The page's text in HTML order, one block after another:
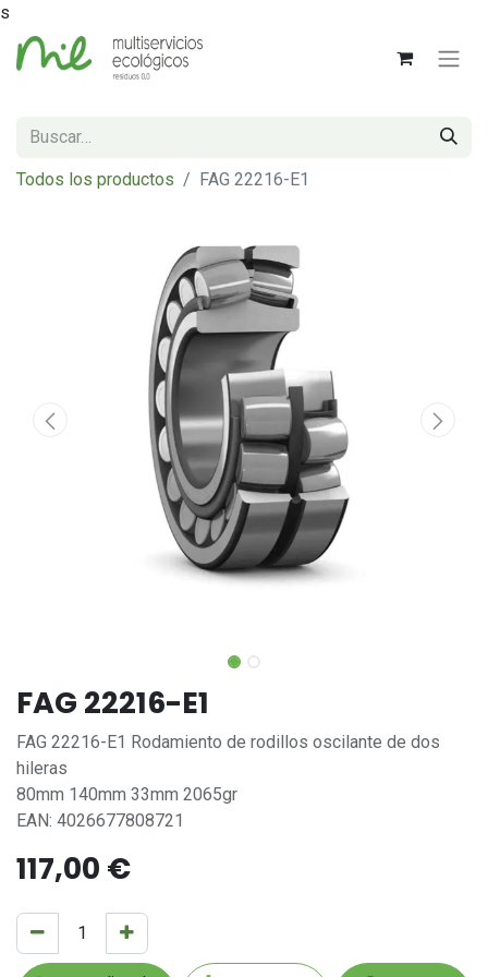
s
Todos los productos FAG 22216-E1
FAG 22216-E1
FAG 22216-E1 Rodamiento de rodillos oscilante de dos
hileras
80mm 140mm 33mm 2065gr
EAN: 4026677808721
117,00 €